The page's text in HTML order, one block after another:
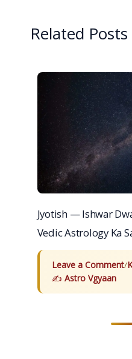
Related Posts
Jyotish — Ishwar
Vedic Astrology Ka
Leave a Comment/
Astro Vgyaan